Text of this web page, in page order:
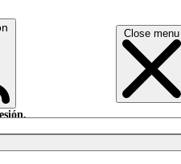
Close menu